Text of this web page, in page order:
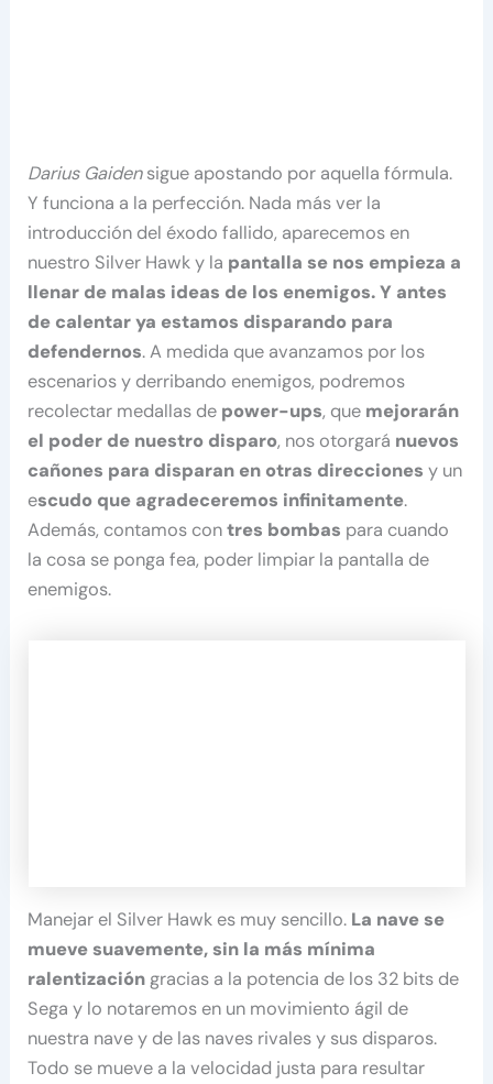
Darius Gaidensigue apostando por aquella fórmula.
Y funciona a la perfección. Nada más ver la
introducción del éxodo fallido, aparecemos en
nuestro Silver Hawk y la pantalla se nos empieza a
llenar de malas ideas de los enemigos. Y antes
de calentar ya estamos disparando para
defendernos. A medida que avanzamos por los
escenarios y derribando enemigos, podremos
recolectar medallas de power-ups, que mejorarán
el poder de nuestro disparo, nos otorgará nuevos
cañones para disparan en otras direcciones y un
escudo que agradeceremos infinitamente.
Además, contamos contres bombas para cuando
la cosa se ponga fea, poder limpiar la pantalla de
enemigos.
Manejar el Silver Hawk es muy sencillo. La nave se
mueve suavemente, sin la más mínima
ralentización gracias a la potencia de los 32 bits de
Sega y lo notaremos en un movimiento ágil de
nuestra nave y de las naves rivales y sus disparos.
Todo se mueve a la velocidad justa para resultar